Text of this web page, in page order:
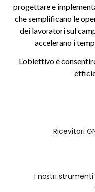
progettare e
che semplificano le
dei lavoratori sul
accelerano i
L’obiettivo è
Ricevitori
I nostri strumenti